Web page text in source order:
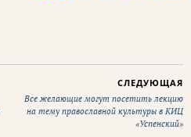
СЛЕДУЮЩАЯ
Все желающие могут посетить лекцию
на тему православной культуры в КИЦ
«Успенский»